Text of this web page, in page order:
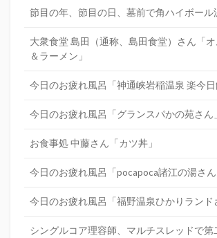
節目の年、節目の日、墓前で角ハイボール
大衆食堂 島田（通称、島田食堂）さん「
＆ラーメン」
今日のお疲れ風呂「神通峡岩稲温泉 楽今日
今日のお疲れ風呂「グランスパかの苑さん」
お食事処 中藤さん「カツ丼」
今日のお疲れ風呂「pocapoca諸江の湯さん
今日のお疲れ風呂「福野温泉ひかりランド
シングルコア理容師、マルチスレッドで第